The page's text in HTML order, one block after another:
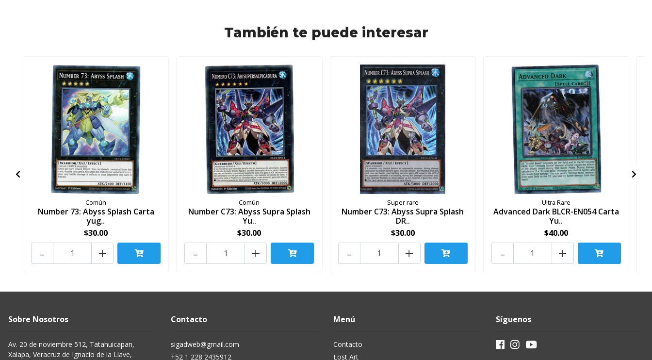
También te puede interesar
Común
Number 73: Abyss Splash Carta
yug..
$30.00
+
-
Común
Number C73: Abyss Supra Splash
Yu..
$30.00
+
-
Super rare
Number C73: Abyss Supra Splash
DR..
$30.00
+
-
Ultra Rare
Advanced Dark BLCR-EN054 Carta
Yu..
$40.00
+
-
Sobre Nosotros
Av. 20 de noviembre 512, Tatahuicapan,
Xalapa, Veracruz de Ignacio de la Llave,
Contacto
sigadweb@gmail.com
+52 1 228 2435912
Menú
Contacto
Lost Art
Síguenos